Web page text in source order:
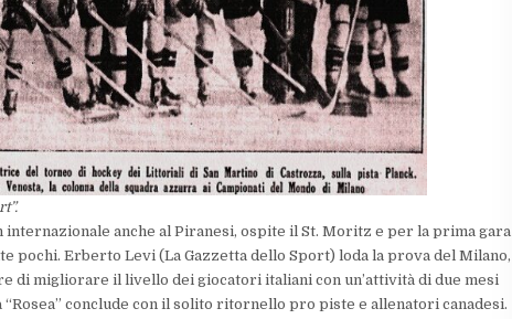
internazionale anche al Piranesi, ospite il St. Moritz e per la prima gara
pochi. Erberto Levi (La Gazzetta dello Sport) loda la prova del Milano,
di migliorare il livello dei giocatori italiani con un’attività di due mesi
conclude con il solito ritornello pro piste e allenatori canadesi.